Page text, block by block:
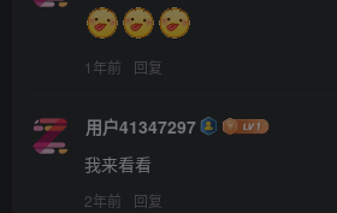
1年前 回复
用户41347297
我来看看
2年前 回复